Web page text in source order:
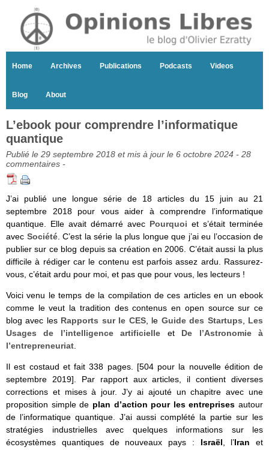
Home Archives Publications Podcasts Videos
Blog About
L’ebook pour comprendre l’informatique
quantique
Publié le 29 septembre 2018 et mis à jour le 6 octobre 2024 - 28
commentaires -
J’ai publié une longue série de 18 articles du 15 juin au 21
septembre 2018 pour vous aider à comprendre l’informatique
quantique. Elle avait démarré avec Pourquoi et s’était terminée
avec Société. C’est la série la plus longue que j’ai eu l’occasion de
publier sur ce blog depuis sa création en 2006. C’était aussi la plus
difficile à rédiger car le contenu est parfois assez ardu. Rassurez-
vous, c’était ardu pour moi, et pas que pour vous, les lecteurs !
Voici venu le temps de la compilation de ces articles en un ebook
comme le veut la tradition des contenus en open source sur ce
blog avec les Rapports sur le CES, le Guide des Startups
Les
Usages de l’intelligence artificielle et De l’Astronomie à
l’entrepreneuriat
Il est costaud et fait 338 pages. [504 pour la nouvelle édition de
septembre 2019]. Par rapport aux articles, il contient diverses
corrections et mises à jour. J’y ai ajouté un chapitre avec une
proposition simple de plan d’action pour les entreprises autour
de l’informatique quantique. J’ai aussi complété la partie sur les
stratégies industrielles avec quelques informations sur les
écosystèmes quantiques de nouveaux pays : Israël, l’Iran et